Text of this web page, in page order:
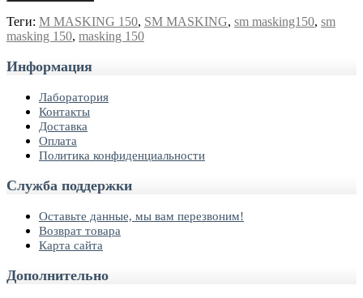
Теги: M MASKING 150, SM MASKING, sm masking150, sm
masking 150, masking 150
Информация
Лаборатория
Контакты
Доставка
Оплата
Политика конфиденциальности
Служба поддержки
Оставьте данные, мы вам перезвоним!
Возврат товара
Карта сайта
Дополнительно